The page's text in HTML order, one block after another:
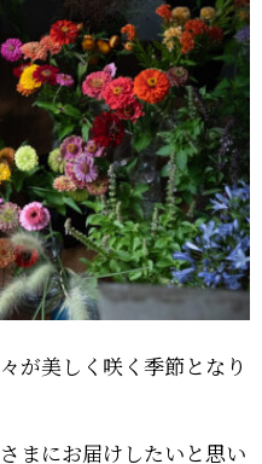
が美しく咲く季節となり
まにお届けしたいと思い